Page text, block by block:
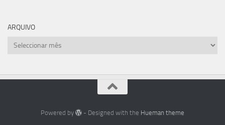
ARQUIVO
Arquivo
Powered by - Designed with the Hueman theme